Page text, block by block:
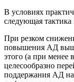
В условиях
следующая
При резком
повышения АД
этого (а при менее
целесообразно
поддержания АД на